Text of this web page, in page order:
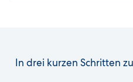
In drei kurzen Schritten